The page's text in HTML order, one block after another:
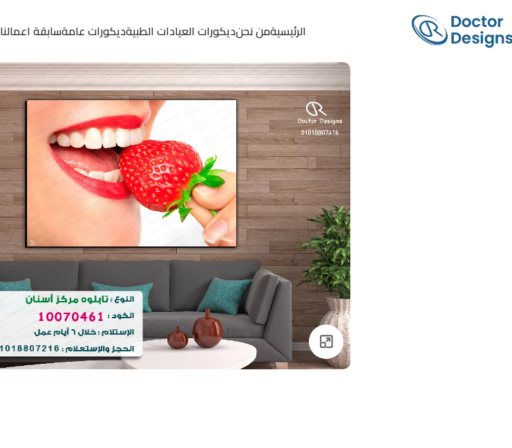
الرئيسيةمن نحنديكورات العيادات الطبيةديكورات عامةسابقة اعمالنا
Click to enlarge